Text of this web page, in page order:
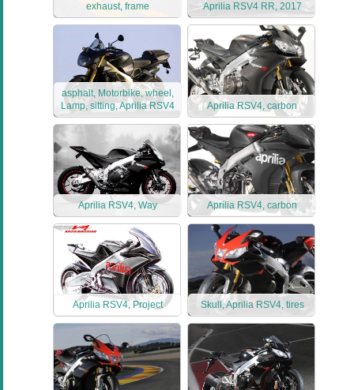
exhaust, frame
Aprilia RSV4 RR, 2017
asphalt, Motorbike, wheel,
Lamp, sitting, Aprilia RSV4
Aprilia RSV4, carbon
Aprilia RSV4, Way Aprilia RSV4, carbon
Aprilia RSV4, Project Skull, Aprilia RSV4, tires